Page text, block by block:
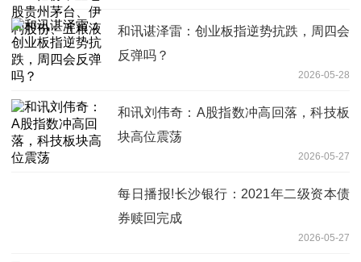
和讯谌泽雷：创业板指逆势抗跌，周四会
反弹吗？
2026-05-28
和讯刘伟奇：A股指数冲高回落，科技板
块高位震荡
2026-05-27
每日播报!长沙银行：2021年二级资本债
券赎回完成
2026-05-27